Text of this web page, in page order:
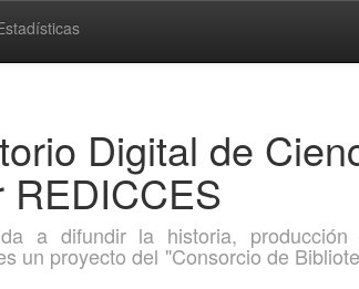
Digital de
REDICCES
a difundir la historia,
un proyecto del "Consorcio de